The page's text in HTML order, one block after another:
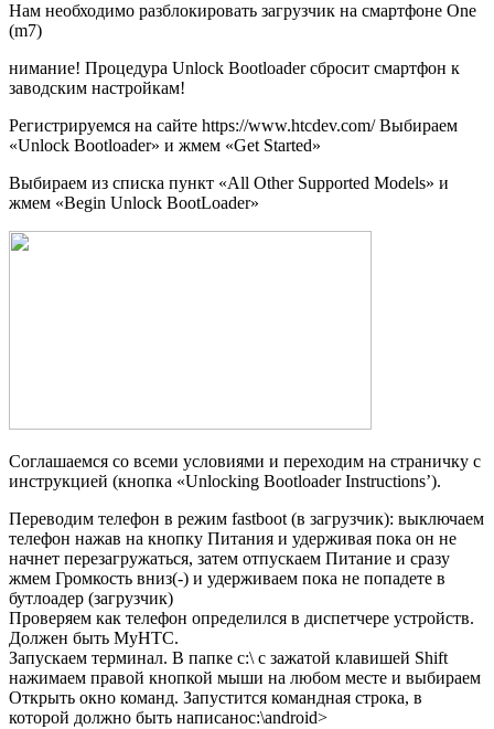
Нам необходимо разблокировать загрузчик на смартфоне One
(m7)
нимание! Процедура Unlock Bootloader сбросит смартфон к
заводским настройкам!
Регистрируемся на сайте https://www.htcdev.com/ Выбираем
«Unlock Bootloader» и жмем «Get Started»
Выбираем из списка пункт «All Other Supported Models» и
жмем «Begin Unlock BootLoader»
Соглашаемся со всеми условиями и переходим на страничку с
инструкцией (кнопка «Unlocking Bootloader Instructions’).
Переводим телефон в режим fastboot (в загрузчик): выключаем
телефон нажав на кнопку Питания и удерживая пока он не
начнет перезагружаться, затем отпускаем Питание и сразу
жмем Громкость вниз(-) и удерживаем пока не попадете в
бутлоадер (загрузчик)
Проверяем как телефон определился в диспетчере устройств.
Должен быть MyHTC.
Запускаем терминал. В папке c:\ с зажатой клавишей Shift
нажимаем правой кнопкой мыши на любом месте и выбираем
Открыть окно команд. Запустится командная строка, в
которой должно быть написаноc:\android>